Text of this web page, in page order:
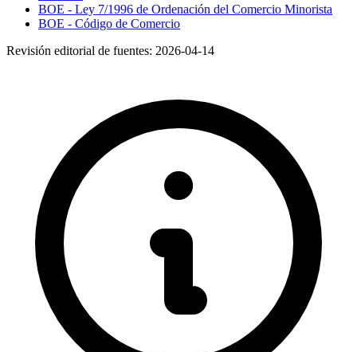
BOE - Ley 7/1996 de Ordenación del Comercio Minorista
BOE - Código de Comercio
Revisión editorial de fuentes: 2026-04-14